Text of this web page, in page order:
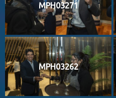
MPH03271
MPH03262